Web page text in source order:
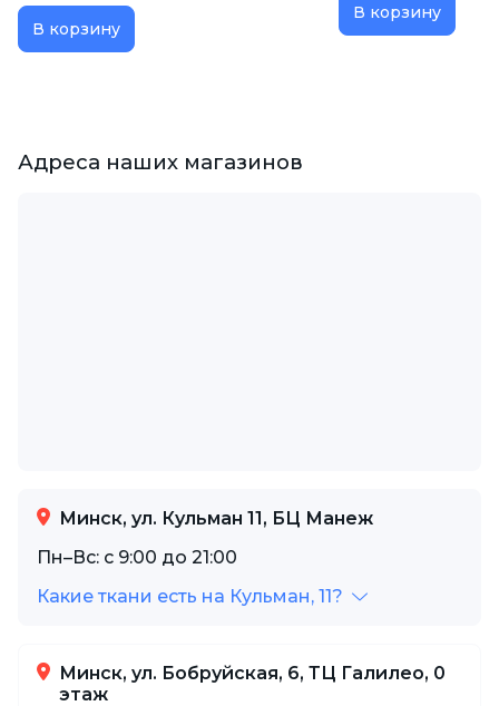
В корзину
В корзину
Адреса наших магазинов
Минск, ул. Кульман 11, БЦ Манеж
Пн–Вс: с 9:00 до 21:00
Какие ткани есть на Кульман, 11?
Минск, ул. Бобруйская, 6, ТЦ Галилео, 0
этаж